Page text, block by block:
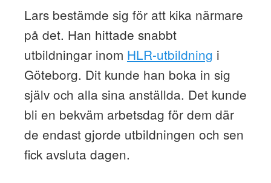
Lars bestämde sig för att kika närmare
på det. Han hittade snabbt
utbildningar inom HLR-utbildning i
Göteborg. Dit kunde han boka in sig
själv och alla sina anställda. Det kunde
bli en bekväm arbetsdag för dem där
de endast gjorde utbildningen och sen
fick avsluta dagen.